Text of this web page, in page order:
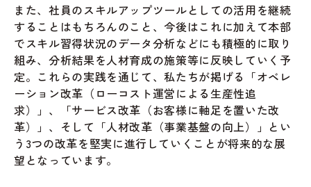
また、社員のスキルアップツールとしての活用を継続
することはもちろんのこと、今後はこれに加えて本部
でスキル習得状況のデータ分析などにも積極的に取り
組み、分析結果を人材育成の施策等に反映していく予
定。これらの実践を通じて、私たちが掲げる「オベレ
ーション改革（ローコスト運営による生産性追
求）」、「サービス改革（お客様に軸足を置いた改
革）」、そして「人材改革（事業基盤の向上）」とい
う3つの改革を堅実に進行していくことが将来的な展
望となっています。